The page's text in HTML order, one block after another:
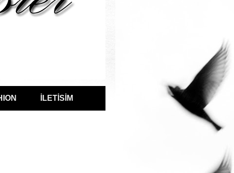
İLETİSİM